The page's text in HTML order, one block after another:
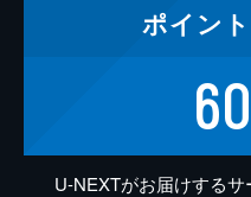
ポイント
U-NEXTがお届けする